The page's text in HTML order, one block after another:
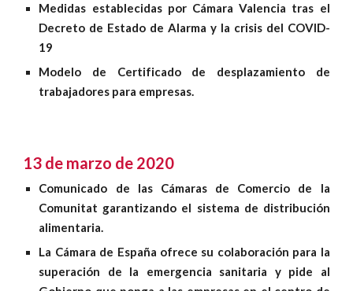
Medidas establecidas por Cámara Valencia tras el
Decreto de Estado de Alarma y la crisis del COVID-
19
Modelo de Certificado de desplazamiento de
trabajadores para empresas.
13 de marzo de 2020
Comunicado de las Cámaras de Comercio de la
Comunitat garantizando el sistema de distribución
alimentaria.
La Cámara de España ofrece su colaboración para la
superación de la emergencia sanitaria y pide al